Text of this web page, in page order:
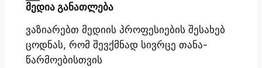
მედია განათლება
ვაზიარებთ მედიის პროფესიების შესახებ
ცოდნას, რომ შევქმნად სივრცე თანა-
წარმოებისთვის